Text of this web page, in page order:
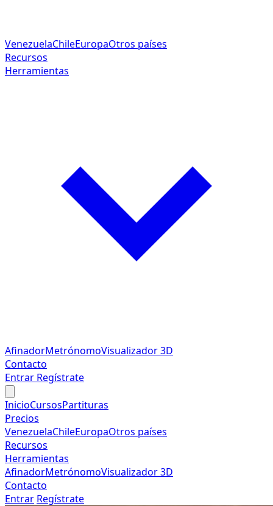
VenezuelaChileEuropaOtros países
Recursos
Herramientas
AfinadorMetrónomoVisualizador 3D
Contacto
Entrar Regístrate
InicioCursosPartituras
Precios
VenezuelaChileEuropaOtros países
Recursos
Herramientas
AfinadorMetrónomoVisualizador 3D
Contacto
Entrar Regístrate